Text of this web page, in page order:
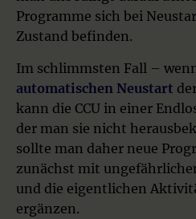
Programme sich bei
Zustand befinden.
Im schlimmsten Fall –
automatischen Neustart
kann die CCU in einer
der man sie nicht
sollte man daher neue
zunächst mit
und die eigentlichen
ergänzen.